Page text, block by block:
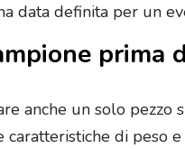
data definita per un
prima
anche un solo
di peso